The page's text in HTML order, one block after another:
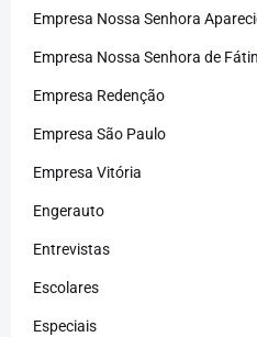
Empresa Nossa Senhora
Empresa Nossa Senhora de
Empresa Redenção
Empresa São Paulo
Empresa Vitória
Engerauto
Entrevistas
Escolares
Especiais